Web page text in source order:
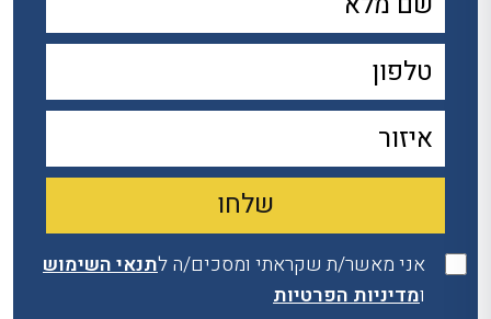
אני מאשר/ת שקראתי ומסכים/ה לתנאי השימוש
ומדיניות הפרטיות